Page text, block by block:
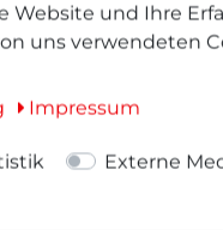
durch seine
bei sportlichen
sind:
Website und Ihre
uns verwendeten
Impressum
Externe